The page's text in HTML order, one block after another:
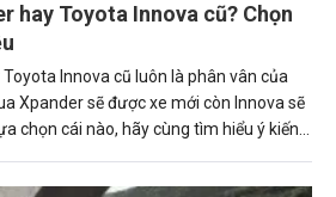
hay Toyota Innova cũ? Chọn
Innova cũ luôn là phân vân của
Xpander sẽ được xe mới còn Innova sẽ
chọn cái nào, hãy cùng tìm hiểu ý kiến